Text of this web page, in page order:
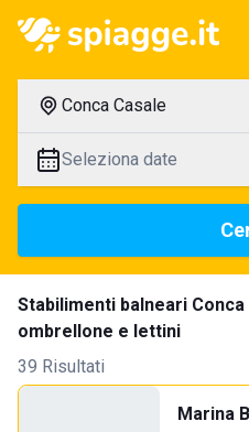
Conca Casale
Seleziona date
Stabilimenti balneari
ombrellone e lettini
39 Risultati
Marina